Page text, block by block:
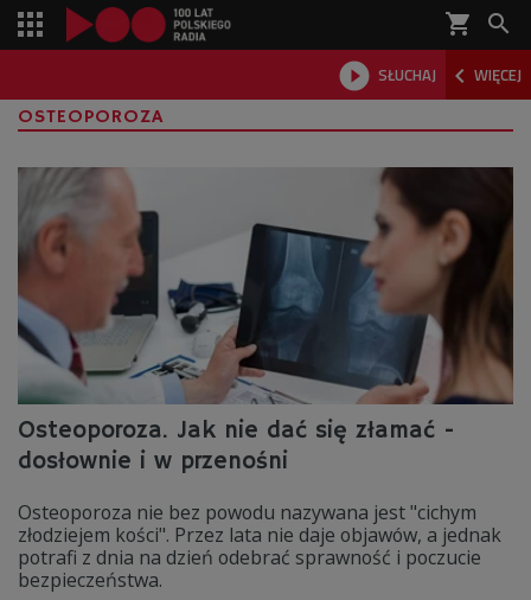
shopping_cart 
 SŁUCHAJ  WIĘCEJ

OSTEOPOROZA
Osteoporoza. Jak nie dać się złamać -
dosłownie i w przenośni
Osteoporoza nie bez powodu nazywana jest "cichym
złodziejem kości". Przez lata nie daje objawów, a jednak
potrafi z dnia na dzień odebrać sprawność i poczucie
bezpieczeństwa.